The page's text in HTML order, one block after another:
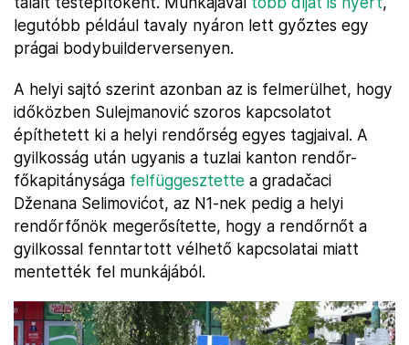
legutóbb például tavaly nyáron lett győztes egy
prágai bodybuilderversenyen.
A helyi sajtó szerint azonban az is felmerülhet, hogy
időközben Sulejmanović szoros kapcsolatot
építhetett ki a helyi rendőrség egyes tagjaival. A
gyilkosság után ugyanis a tuzlai kanton rendőr-
főkapitánysága felfüggesztette a gradačaci
Dženana Selimovićot, az N1-nek pedig a helyi
rendőrfőnök megerősítette, hogy a rendőrnőt a
gyilkossal fenntartott vélhető kapcsolatai miatt
mentették fel munkájából.